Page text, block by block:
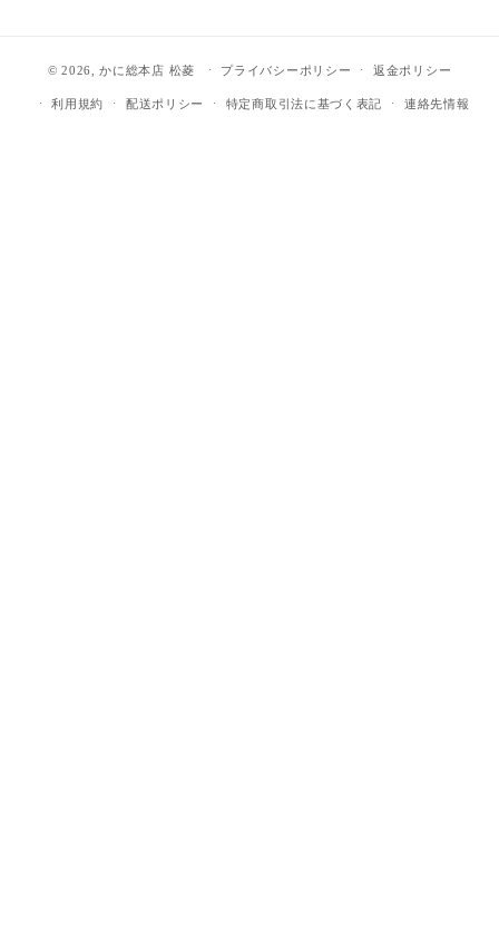
© 2026,かに総本店 松菱 プライバシーポリシー 返金ポリシー
利用規約 配送ポリシー 特定商取引法に基づく表記 連絡先情報